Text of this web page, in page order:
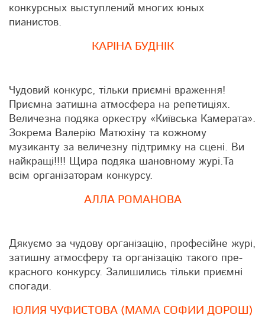
конкурсных выступлений многих юных
пианистов.
КАРІНА БУДНІК
Чудовий конкурс, тільки приємні враження!
Приємна затишна атмосфера на репетиціях.
Величезна подяка оркестру «Київська Камерата».
Зокрема Валерію Матюхіну та кожному
музиканту за величезну підтримку на сцені. Ви
найкращі!!!! Щира подяка шановному журі.Та
всім організаторам конкурсу.
АЛЛА РОМАНОВА
Дякуємо за чудову організацію, професійне журі,
затишну атмосферу та організацію такого пре­
крас­ного кон­курсу. За­ли­шились тільки приємні
спогади.
ЮЛИЯ ЧУФИСТОВА (МАМА СОФИИ ДОРОШ)